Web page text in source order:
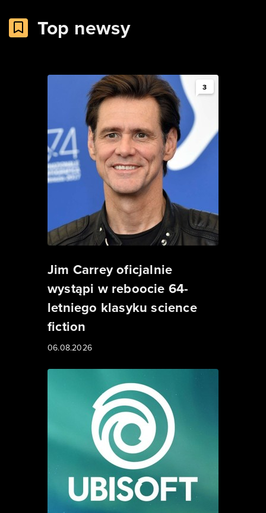
Top newsy
3
Jim Carrey oficjalnie
wystąpi w reboocie 64-
letniego klasyku science
fiction
06.08.2026